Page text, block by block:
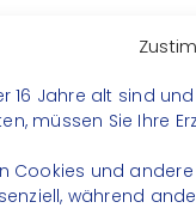
16 Jahre alt sind
müssen Sie Ihre
Cookies und
während